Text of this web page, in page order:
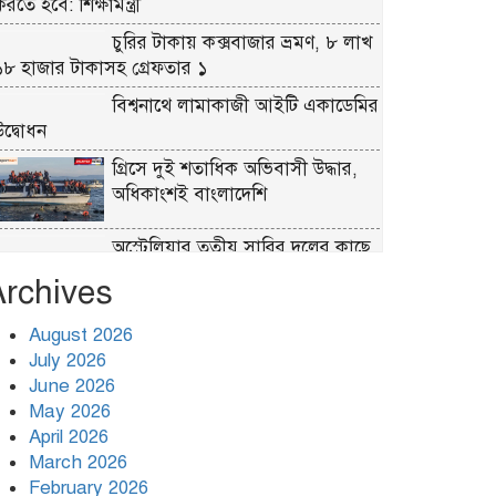
চুরির টাকায় কক্সবাজার ভ্রমণ, ৮ লাখ
হাজার টাকাসহ গ্রেফতার ১
বিশ্বনাথে লামাকাজী আইটি একাডেমির
গ্রিসে দুই শতাধিক অভিবাসী উদ্ধার,
অধিকাংশই বাংলাদেশি
অস্ট্রেলিয়ার তৃতীয় সারির দলের কাছে
ব্যবসায়ী গ্রেপ্তার
টুঙ্গিপাড়ায় পানিতে ডুবেছে ঘরবাড়ি,
প্রধানমন্ত্রীকে বরণে প্রস্তুত চট্টগ্রাম,
August 2026
July 2026
June 2026
May 2026
April 2026
March 2026
February 2026